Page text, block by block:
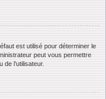
est utilisé pour déterminer le
peut vous permettre
l’utilisateur.